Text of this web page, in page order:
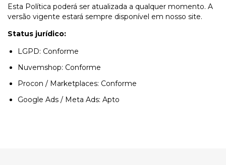
Esta Política poderá ser atualizada a qualquer momento. A
versão vigente estará sempre disponível em nosso site.
Status jurídico:
LGPD: Conforme
Nuvemshop: Conforme
Procon / Marketplaces: Conforme
Google Ads / Meta Ads: Apto